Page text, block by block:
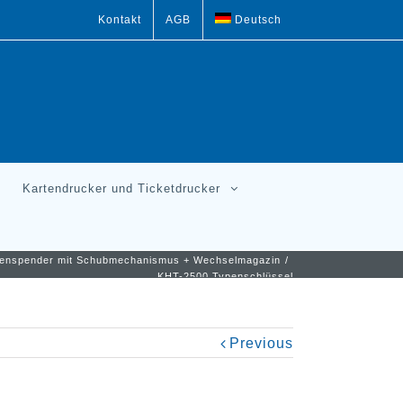
Kontakt AGB Deutsch
Kartendrucker und Ticketdrucker
mit Schubmechanismus + Wechselmagazin /
KHT-2500 Typenschlüssel
Previous